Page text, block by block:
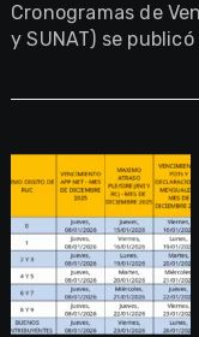
Cronogramas de
y SUNAT) se